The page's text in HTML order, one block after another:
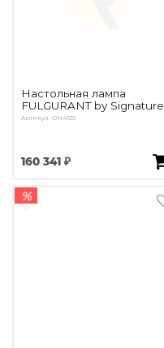
Настольная лампа
FULGURANT by Signature
Артикул: ON4639
160 341 ₽
%